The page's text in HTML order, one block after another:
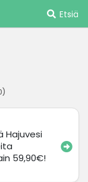
Etsiä
)
Hajuvesi
59,90€!